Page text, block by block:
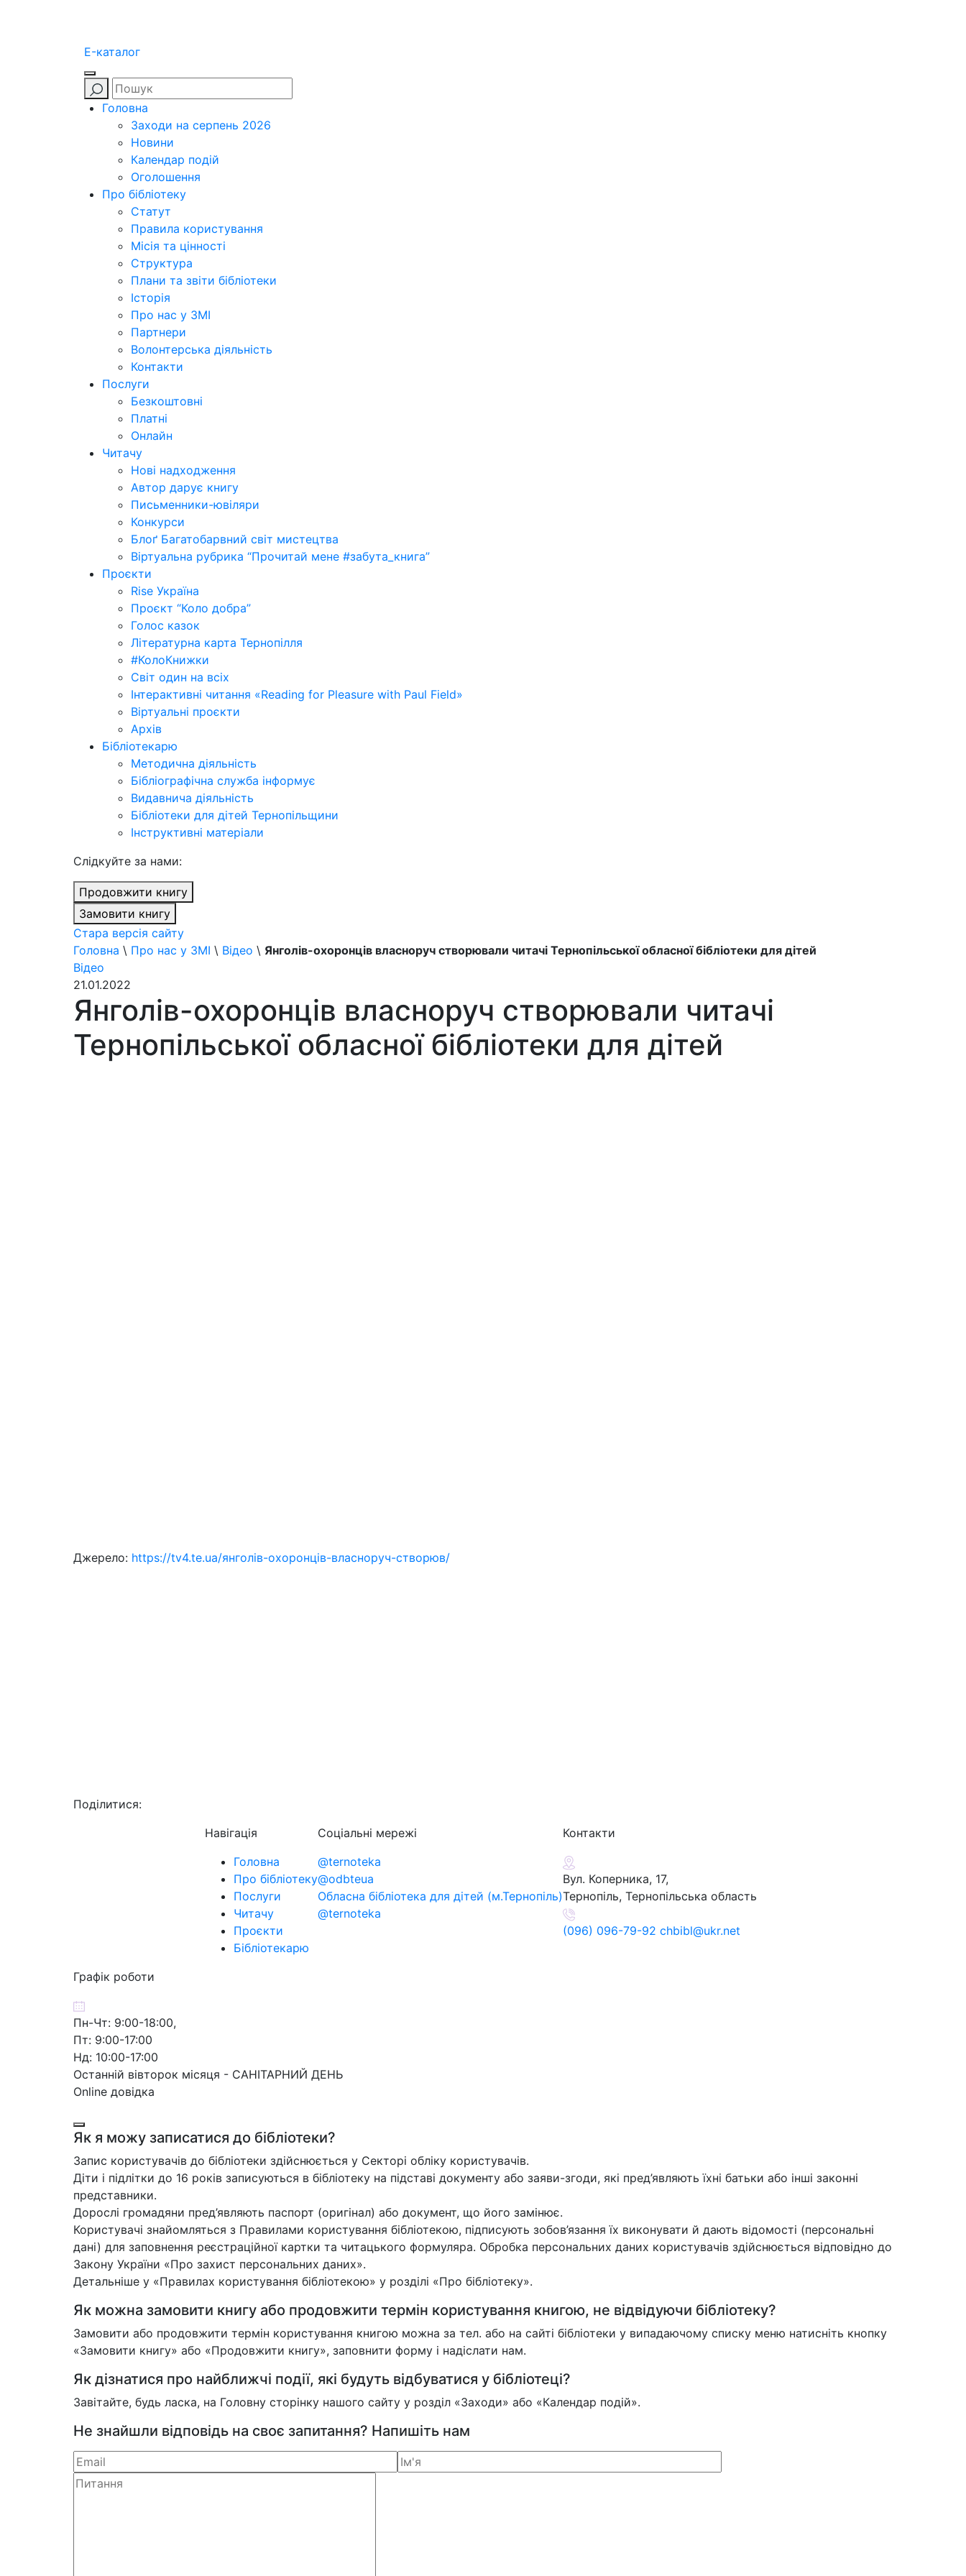
E-каталог
Головна
Заходи на серпень 2026
Новини
Календар подій
Оголошення
Про бібліотеку
Статут
Правила користування
Місія та цінності
Структура
Плани та звіти бібліотеки
Історія
Про нас у ЗМІ
Партнери
Волонтерська діяльність
Контакти
Послуги
Безкоштовні
Платні
Онлайн
Читачу
Нові надходження
Автор дарує книгу
Письменники-ювіляри
Конкурси
Блоґ Багатобарвний світ мистецтва
Віртуальна рубрика “Прочитай мене #забута_книга”
Проєкти
Rise Україна
Проєкт “Коло добра”
Голос казок
Літературна карта Тернопілля
#КолоКнижки
Світ один на всіх
Інтерактивні читання «Reading for Pleasure with Paul Field»
Віртуальні проєкти
Архів
Бібліотекарю
Методична діяльність
Бібліографічна служба інформує
Видавнича діяльність
Бібліотеки для дітей Тернопільщини
Інструктивні матеріали
Cлідкуйте за нами:
Продовжити книгу
Замовити книгу
Стара версія сайту
Головна \ Про нас у ЗМІ \ Відео \ Янголів-охоронців власноруч створювали читачі Тернопільської обласної бібліотеки для дітей
Відео
21.01.2022
Янголів-охоронців власноруч створювали читачі
Тернопільської обласної бібліотеки для дітей
Джерело: https://tv4.te.ua/янголів-охоронців-власноруч-створюв/
Поділитися:
Навігація
Головна
Про бібліотеку
Послуги
Читачу
Проєкти
Бібліотекарю
Соціальні мережі
@ternoteka
@odbteua
Обласна бібліотека для дітей (м.Тернопіль)
@ternoteka
Контакти
Вул. Коперника, 17,
Тернопіль, Тернопільська область
(096) 096-79-92 chbibl@ukr.net
Графік роботи
Пн-Чт: 9:00-18:00,
Пт: 9:00-17:00
Нд: 10:00-17:00
Останній вівторок місяця - САНІТАРНИЙ ДЕНЬ
Online довідка
Як я можу записатися до бібліотеки?
Запис користувачів до бібліотеки здійснюється у Секторі обліку користувачів.
Діти і підлітки до 16 років записуються в бібліотеку на підставі документу або заяви-згоди, які пред’являють їхні батьки або інші законні
представники.
Дорослі громадяни пред’являють паспорт (оригінал) або документ, що його замінює.
Користувачі знайомляться з Правилами користування бібліотекою, підписують зобов’язання їх виконувати й дають відомості (персональні
дані) для заповнення реєстраційної картки та читацького формуляра. Обробка персональних даних користувачів здійснюється відповідно до
Закону України «Про захист персональних даних».
Детальніше у «Правилах користування бібліотекою» у розділі «Про бібліотеку».
Як можна замовити книгу або продовжити термін користування книгою, не відвідуючи бібліотеку?
Замовити або продовжити термін користування книгою можна за тел. або на сайті бібліотеки у випадаючому списку меню натисніть кнопку
«Замовити книгу» або «Продовжити книгу», заповнити форму і надіслати нам.
Як дізнатися про найближчі події, які будуть відбуватися у бібліотеці?
Завітайте, будь ласка, на Головну сторінку нашого сайту у розділ «Заходи» або «Календар подій».
Не знайшли відповідь на своє запитання? Напишіть нам